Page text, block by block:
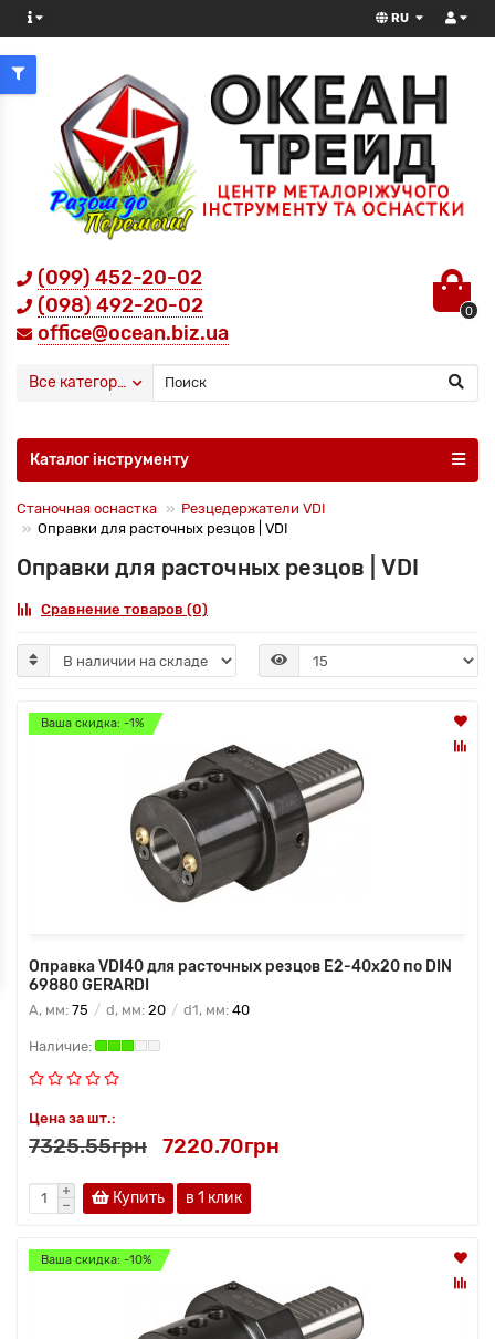
RU
(099) 452-20-02
(098) 492-20-02
office@ocean.biz.ua
0
Все категории
Каталог інструменту
Станочная оснастка
Резцедержатели VDI
Оправки для расточных резцов | VDI
Оправки для расточных резцов | VDI
Сравнение товаров (0)
Ваша скидка: -1%
Оправка VDI40 для расточных резцов E2-40х20 по DIN
69880 GERARDI
A, мм: 75 d, мм: 20 d1, мм: 40
Цена за шт.:
7325.55грн 7220.70грн
Купить в 1 клик
Ваша скидка: -10%